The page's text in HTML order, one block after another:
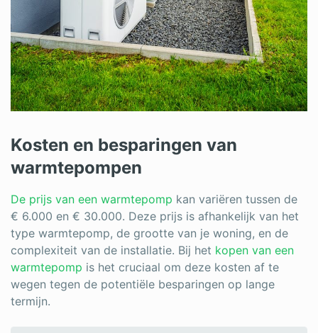
Kosten en besparingen van
warmtepompen
De prijs van een warmtepomp kan variëren tussen de
€ 6.000 en € 30.000. Deze prijs is afhankelijk van het
type warmtepomp, de grootte van je woning, en de
complexiteit van de installatie. Bij het kopen van een
warmtepomp is het cruciaal om deze kosten af te
wegen tegen de potentiële besparingen op lange
termijn.